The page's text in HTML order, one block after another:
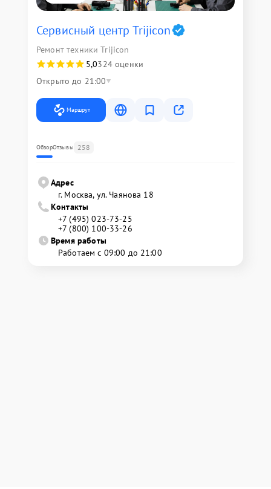
Сервисный центр Trijicon
Ремонт техники Trijicon
5,0324 оценки
Открыто до 21:00
Маршрут
ОбзорОтзывы 258
Адрес
г. Москва, ул. Чаянова 18
Контакты
+7 (495) 023-73-25
+7 (800) 100-33-26
Время работы
Работаем с 09:00 до 21:00